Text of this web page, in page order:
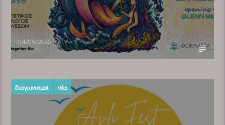
04/08/2026
διαγωνισμοί νέα